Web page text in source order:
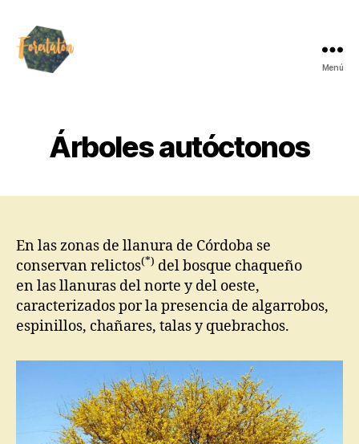
Menú
Árboles autóctonos
En las zonas de llanura de Córdoba se
conservan relictos(*) del bosque chaqueño
en las llanuras del norte y del oeste,
caracterizados por la presencia de algarrobos,
espinillos, chañares, talas y quebrachos.